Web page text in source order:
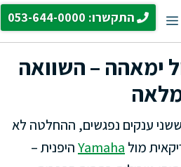
תפריט התקשרו: 053-644-0000
ימאהה – השוואה
ענקים נפגשים, ההחלטה לא
מול Yamahaהיפנית –